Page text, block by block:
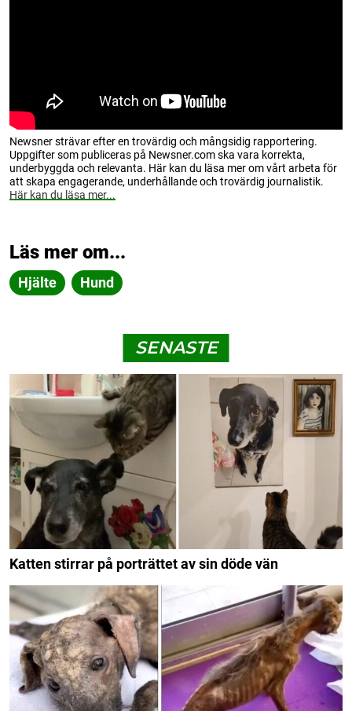
Newsner strävar efter en trovärdig och mångsidig rapportering.
Uppgifter som publiceras på Newsner.com ska vara korrekta,
underbyggda och relevanta. Här kan du läsa mer om vårt arbeta för
att skapa engagerande, underhållande och trovärdig journalistik.
Här kan du läsa mer...
Läs mer om...
Hjälte Hund
SENASTE
Katten stirrar på porträttet av sin döde vän